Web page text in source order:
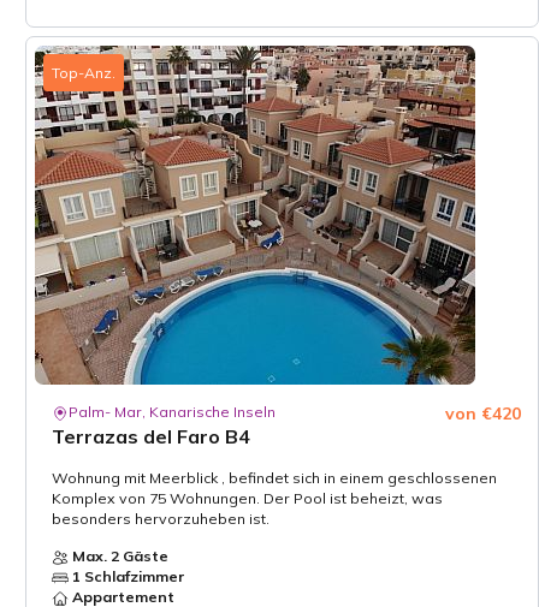
Top-Anz.
Palm- Mar, Kanarische Inseln
Terrazas del Faro B4
von €420
Wohnung mit Meerblick , befindet sich in einem geschlossenen
Komplex von 75 Wohnungen. Der Pool ist beheizt, was
besonders hervorzuheben ist.
Max. 2 Gäste
1 Schlafzimmer
Appartement